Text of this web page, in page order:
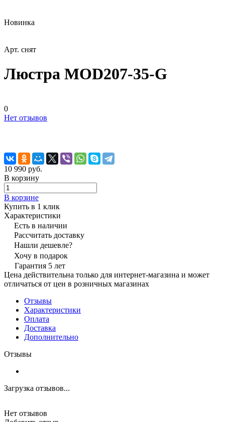
Новинка
Арт. снят
Люстра MOD207-35-G
0
Нет отзывов
10 990 руб.
В корзину
В корзине
Купить в 1 клик
Характеристики
Есть в наличии
Рассчитать доставку
Нашли дешевле?
Хочу в подарок
Гарантия 5 лет
Цена действительна только для интернет-магазина и может
отличаться от цен в розничных магазинах
Отзывы
Характеристики
Оплата
Доставка
Дополнительно
Отзывы
Загрузка отзывов...
Нет отзывов